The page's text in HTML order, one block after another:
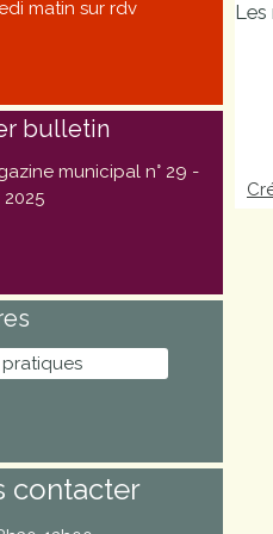
Les
matin sur rdv
bulletin
municipal n° 29 -
2025
pratiques
contacter